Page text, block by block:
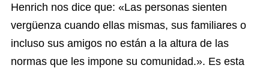
Henrich nos dice que: «Las personas sienten
vergüenza cuando ellas mismas, sus familiares o
incluso sus amigos no están a la altura de las
normas que les impone su comunidad.». Es esta